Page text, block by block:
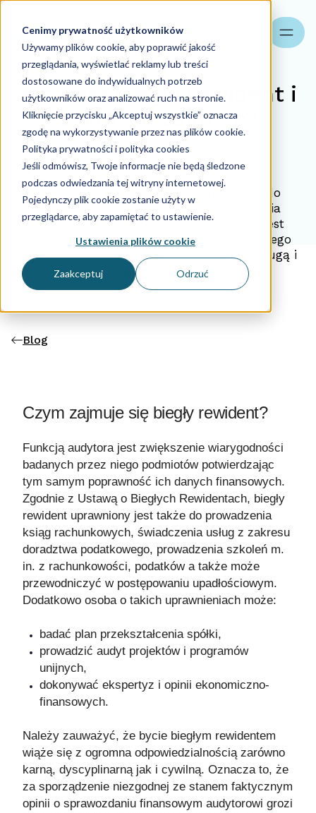
Cenimy prywatność użytkowników
Używamy plików cookie, aby poprawić jakość
przeglądania, wyświetlać reklamy lub treści
dostosowane do indywidualnych potrzeb
użytkowników oraz analizować ruch na stronie.
Kliknięcie przycisku „Akceptuj wszystkie” oznacza
zgodę na wykorzystywanie przez nas plików cookie.
Polityka prywatności i polityka cookies
Jeśli odmówisz, Twoje informacje nie będą śledzone
podczas odwiedzania tej witryny internetowej.
Pojedynczy plik cookie zostanie użyty w
przeglądarce, aby zapamiętać to ustawienie.
Ustawienia plików cookie
Zaakceptuj Odrzuć
Kim jest biegły rewident i
czym się zajmuje?
01.02.2023
Biegły rewident jest osobą uprawnioną do
przeprowadzenie m. in. rocznego badania
sprawozdania finansowego. Zawód ten jest
traktowany jako zawód zaufania publicznego
jednak jego zdobycie wiąże się z bardzo długą i
ciężką ścieżką.
Blog
Czym zajmuje się biegły rewident?
Funkcją audytora jest zwiększenie wiarygodności
badanych przez niego podmiotów potwierdzając
tym samym poprawność ich danych finansowych.
Zgodnie z Ustawą o Biegłych Rewidentach, biegły
rewident uprawniony jest także do prowadzenia
ksiąg rachunkowych, świadczenia usług z zakresu
doradztwa podatkowego, prowadzenia szkoleń m.
in. z rachunkowości, podatków a także może
przewodniczyć w postępowaniu upadłościowym.
Dodatkowo osoba o takich uprawnieniach może:
badać plan przekształcenia spółki,
prowadzić audyt projektów i programów
unijnych,
dokonywać ekspertyz i opinii ekonomiczno-
finansowych.
Należy zauważyć, że bycie biegłym rewidentem
wiąże się z ogromna odpowiedzialnością zarówno
karną, dyscyplinarną jak i cywilną. Oznacza to, że
za sporządzenie niezgodnej ze stanem faktycznym
opinii o sprawozdaniu finansowym audytorowi grozi